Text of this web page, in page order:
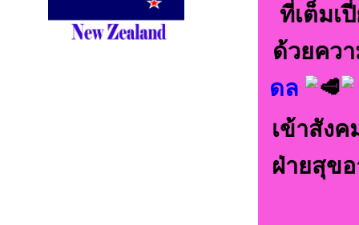
ที่เต็มเ
ด้วยคว
ดล
เข้าสัง
ฝ่ายสุข